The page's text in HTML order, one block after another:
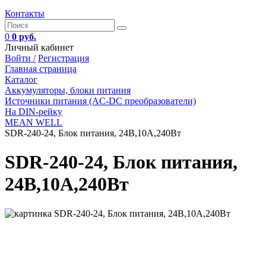
Контакты
0 0 руб.
Личный кабинет
Войти / Регистрация
Главная страница
Каталог
Аккумуляторы, блоки питания
Источники питания (AC-DC преобразователи)
На DIN-рейку
MEAN WELL
SDR-240-24, Блок питания, 24В,10А,240Вт
SDR-240-24, Блок питания,
24В,10А,240Вт